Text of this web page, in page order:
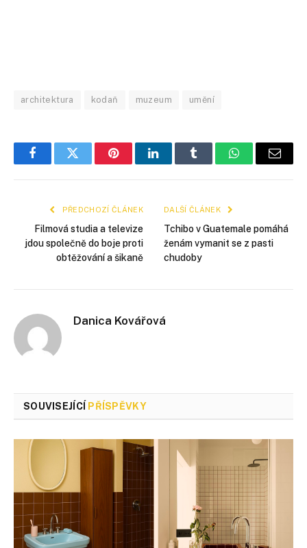
architektura kodaň muzeum umění
FacebookTwitter PinterestLinkedInTumblr WhatsApp
E-
PŘEDCHOZÍ ČLÁNEK
Filmová studia a televize
jdou společně do boje proti
obtěžování a šikaně
DALŠÍ ČLÁNEK
Tchibo v Guatemale pomáhá
ženám vymanit se z pasti
chudoby
Danica Kovářová
SOUVISEJÍCÍ PŘÍSPĚVKY